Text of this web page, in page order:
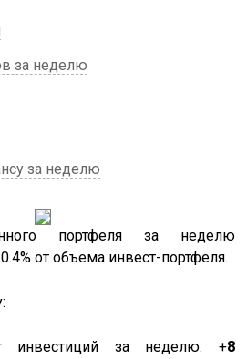
за неделю
за неделю
портфеля за неделю
от объема инвест-портфеля.
инвестиций за неделю: +8